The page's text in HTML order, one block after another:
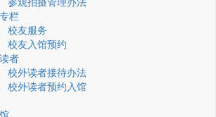
栏
校友服务
校友入馆预约
者
校外读者接待办法
校外读者预约入馆